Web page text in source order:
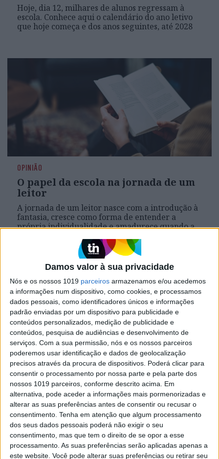
Damos valor à sua privacidade
Nós e os nossos 1019 parceiros armazenamos e/ou acedemos
a informações num dispositivo, como cookies, e processamos
dados pessoais, como identificadores únicos e informações
padrão enviadas por um dispositivo para publicidade e
conteúdos personalizados, medição de publicidade e
conteúdos, pesquisa de audiências e desenvolvimento de
serviços. Com a sua permissão, nós e os nossos parceiros
poderemos usar identificação e dados de geolocalização
precisos através da procura de dispositivos. Poderá clicar para
consentir o processamento por nossa parte e pela parte dos
nossos 1019 parceiros, conforme descrito acima. Em
alternativa, pode aceder a informações mais pormenorizadas e
alterar as suas preferências antes de consentir ou recusar o
consentimento. Tenha em atenção que algum processamento
dos seus dados pessoais poderá não exigir o seu
consentimento, mas que tem o direito de se opor a esse
processamento. As suas preferências serão aplicadas apenas a
este website. Você pode alterar suas preferências ou retirar seu
Hoje, dia 12, milhares de alunos regressam à
escola. Conhece aqui o calendário do ano letivo
que hoje começa e dos anos seguintes, até 2028
OPINIÃO
O papel da escola na jornada de um
leitor
A jornada de um leitor nasce com a introdução à
fantasia, cresce como forma de entender a
própria individualidade e amadurece quando a
próprias histórias
Exame Informática
EXAME INFORMÁTICA EXCLUSIVO
Como usar o ChatGPT e o Gemini
para estudar (e conseguir melhores
notas)
Neste tutorial dizemos-lhe quais as instruções
que deve usar no ChatGPT e no Gemini para